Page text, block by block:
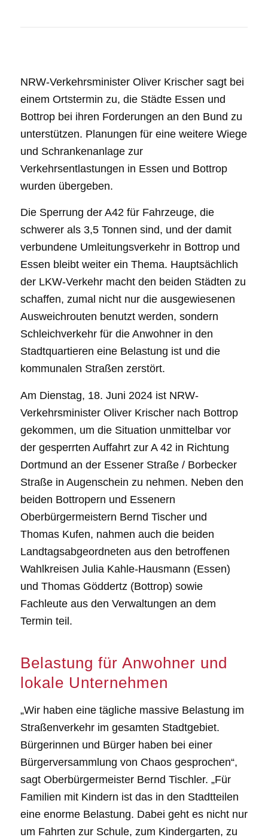
NRW-Verkehrsminister Oliver Krischer sagt bei
einem Ortstermin zu, die Städte Essen und
Bottrop bei ihren Forderungen an den Bund zu
unterstützen. Planungen für eine weitere Wiege
und Schrankenanlage zur
Verkehrsentlastungen in Essen und Bottrop
wurden übergeben.
Die Sperrung der A42 für Fahrzeuge, die
schwerer als 3,5 Tonnen sind, und der damit
verbundene Umleitungsverkehr in Bottrop und
Essen bleibt weiter ein Thema. Hauptsächlich
der LKW-Verkehr macht den beiden Städten zu
schaffen, zumal nicht nur die ausgewiesenen
Ausweichrouten benutzt werden, sondern
Schleichverkehr für die Anwohner in den
Stadtquartieren eine Belastung ist und die
kommunalen Straßen zerstört.
Am Dienstag, 18. Juni 2024 ist NRW-
Verkehrsminister Oliver Krischer nach Bottrop
gekommen, um die Situation unmittelbar vor
der gesperrten Auffahrt zur A 42 in Richtung
Dortmund an der Essener Straße / Borbecker
Straße in Augenschein zu nehmen. Neben den
beiden Bottropern und Essenern
Oberbürgermeistern Bernd Tischer und
Thomas Kufen, nahmen auch die beiden
Landtagsabgeordneten aus den betroffenen
Wahlkreisen Julia Kahle-Hausmann (Essen)
und Thomas Göddertz (Bottrop) sowie
Fachleute aus den Verwaltungen an dem
Termin teil.
Belastung für Anwohner und
lokale Unternehmen
„Wir haben eine tägliche massive Belastung im
Straßenverkehr im gesamten Stadtgebiet.
Bürgerinnen und Bürger haben bei einer
Bürgerversammlung von Chaos gesprochen“,
sagt Oberbürgermeister Bernd Tischler. „Für
Familien mit Kindern ist das in den Stadtteilen
eine enorme Belastung. Dabei geht es nicht nur
um Fahrten zur Schule, zum Kindergarten, zu